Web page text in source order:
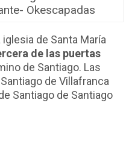
Okescapadas
de Santa María
de las puertas
de Santiago. Las
de Villafranca
Santiago de Santiago